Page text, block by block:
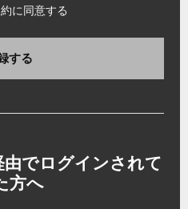
に同意する
する
でログインされて
方へ